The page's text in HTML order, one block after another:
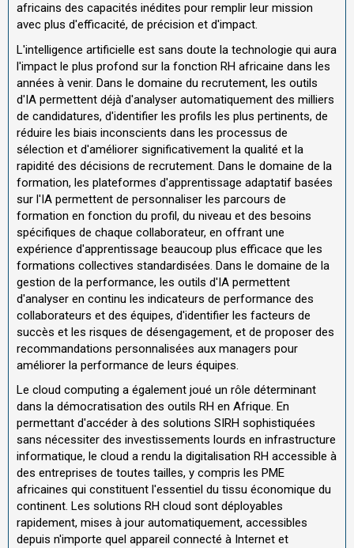
africains des capacités inédites pour remplir leur mission
avec plus d'efficacité, de précision et d'impact.
L'intelligence artificielle est sans doute la technologie qui aura
l'impact le plus profond sur la fonction RH africaine dans les
années à venir. Dans le domaine du recrutement, les outils
d'IA permettent déjà d'analyser automatiquement des milliers
de candidatures, d'identifier les profils les plus pertinents, de
réduire les biais inconscients dans les processus de
sélection et d'améliorer significativement la qualité et la
rapidité des décisions de recrutement. Dans le domaine de la
formation, les plateformes d'apprentissage adaptatif basées
sur l'IA permettent de personnaliser les parcours de
formation en fonction du profil, du niveau et des besoins
spécifiques de chaque collaborateur, en offrant une
expérience d'apprentissage beaucoup plus efficace que les
formations collectives standardisées. Dans le domaine de la
gestion de la performance, les outils d'IA permettent
d'analyser en continu les indicateurs de performance des
collaborateurs et des équipes, d'identifier les facteurs de
succès et les risques de désengagement, et de proposer des
recommandations personnalisées aux managers pour
améliorer la performance de leurs équipes.
Le cloud computing a également joué un rôle déterminant
dans la démocratisation des outils RH en Afrique. En
permettant d'accéder à des solutions SIRH sophistiquées
sans nécessiter des investissements lourds en infrastructure
informatique, le cloud a rendu la digitalisation RH accessible à
des entreprises de toutes tailles, y compris les PME
africaines qui constituent l'essentiel du tissu économique du
continent. Les solutions RH cloud sont déployables
rapidement, mises à jour automatiquement, accessibles
depuis n'importe quel appareil connecté à Internet et